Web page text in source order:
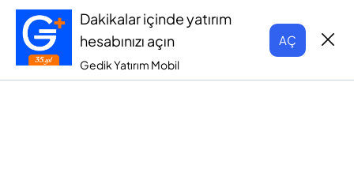
Dakikalar içinde yatırım
hesabınızı açın
Gedik Yatırım Mobil
AÇ